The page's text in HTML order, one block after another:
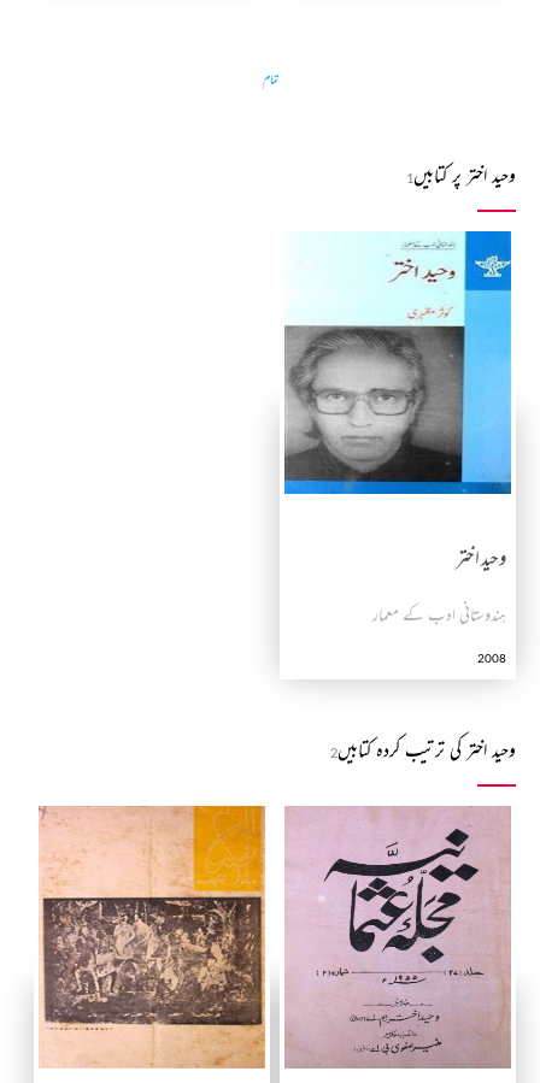
تمام
وحید اختر پر کتابیں1
وحید اختر
ہندوستانی ادب کے معمار
2008
وحید اختر کی ترتیب کردہ کتابیں2